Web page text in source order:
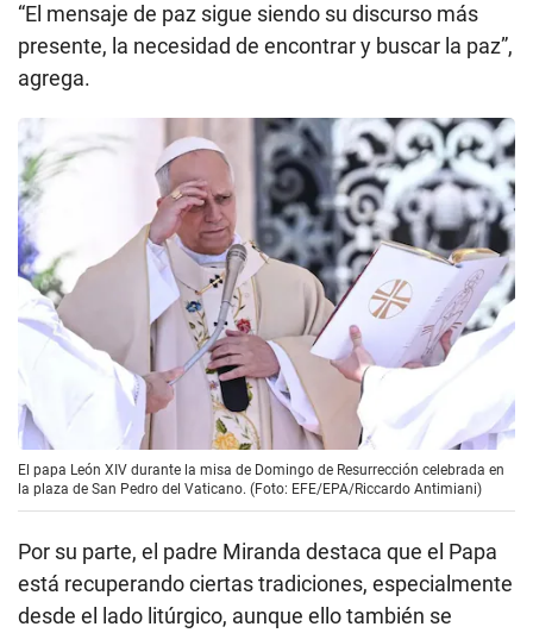
“El mensaje de paz sigue siendo su discurso más
presente, la necesidad de encontrar y buscar la paz”,
agrega.
El papa León XIV durante la misa de Domingo de Resurrección celebrada en
la plaza de San Pedro del Vaticano. (Foto: EFE/EPA/Riccardo Antimiani)
Por su parte, el padre Miranda destaca que el Papa
está recuperando ciertas tradiciones, especialmente
desde el lado litúrgico, aunque ello también se